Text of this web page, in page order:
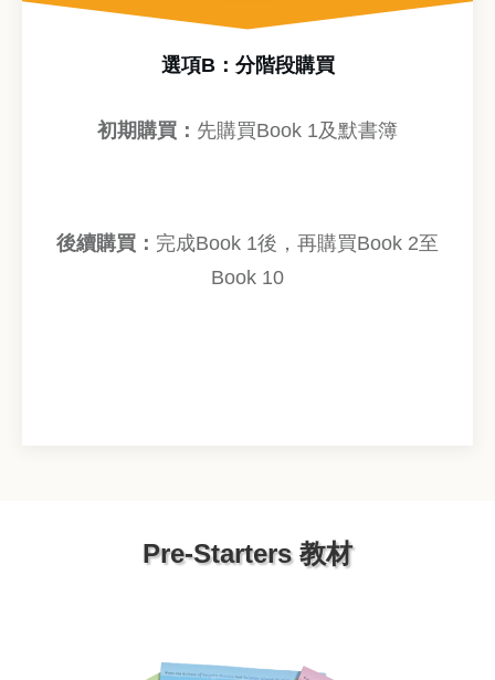
選項B：分階段購買
初期購買 ： 先購買Book 1及默書簿
後續購買 ： 完成Book 1後，再購買Book 2至
Book 10
Pre-Starters 教材